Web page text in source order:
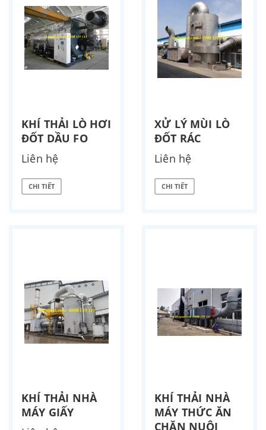
KHÍ THẢI LÒ HƠI
ĐỐT DẦU FO
Liên hệ
CHI TIẾT
XỬ LÝ MÙI LÒ
ĐỐT RÁC
Liên hệ
CHI TIẾT
KHÍ THẢI NHÀ
MÁY GIẤY
KHÍ THẢI NHÀ
MÁY THỨC ĂN
CHĂN NUÔI